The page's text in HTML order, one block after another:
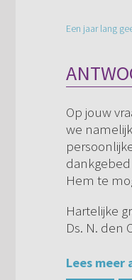
Een jaar lang
Op jouw
we
Hem te
Hartelijke
Ds. N. den
Lees meer